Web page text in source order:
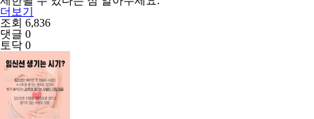
더보기
조회 6,836
댓글 0
토닥 0